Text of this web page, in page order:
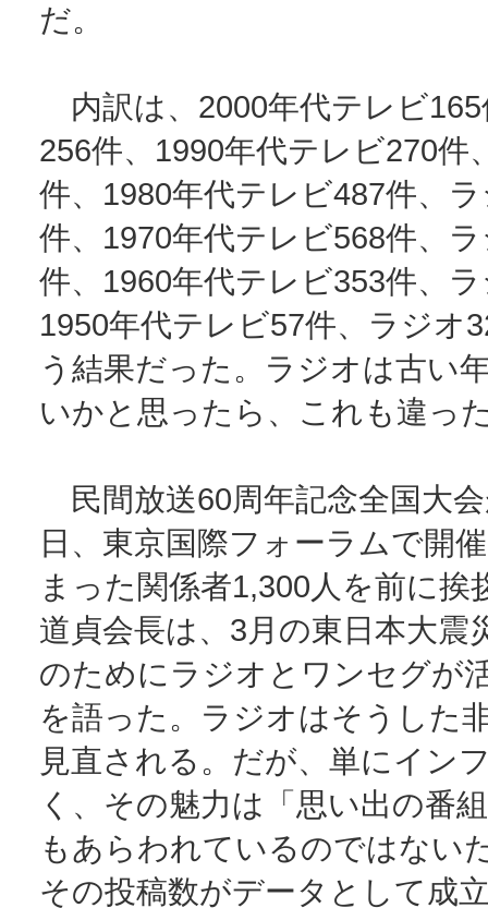
だ。
内訳は、2000年代テレビ
256件、1990年代テレビ270件
件、1980年代テレビ487件、
件、1970年代テレビ568件、
件、1960年代テレビ353件、
1950年代テレビ57件、ラジオ
う結果だった。ラジオは古い
いかと思ったら、これも違っ
民間放送60周年記念全国大
日、東京国際フォーラムで開
まった関係者1,300人を前に挨
道貞会長は、3月の東日本大震
のためにラジオとワンセグが
を語った。ラジオはそうした
見直される。だが、単にイン
く、その魅力は「思い出の番
もあらわれているのではない
その投稿数がデータとして成